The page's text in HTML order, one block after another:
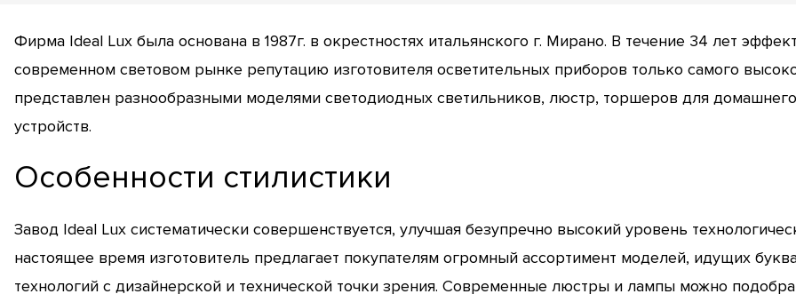
Фирма Ideal Lux была основана в 1987г. в окрестностях итальянского г. Мирано. В течение 34 лет
современном световом рынке репутацию изготовителя осветительных приборов только самого
представлен разнообразными моделями светодиодных светильников, люстр, торшеров для
устройств.
Особенности стилистики
Завод Ideal Lux систематически совершенствуется, улучшая безупречно высокий уровень
настоящее время изготовитель предлагает покупателям огромный ассортимент моделей, идущих
технологий с дизайнерской и технической точки зрения. Современные люстры и лампы можно